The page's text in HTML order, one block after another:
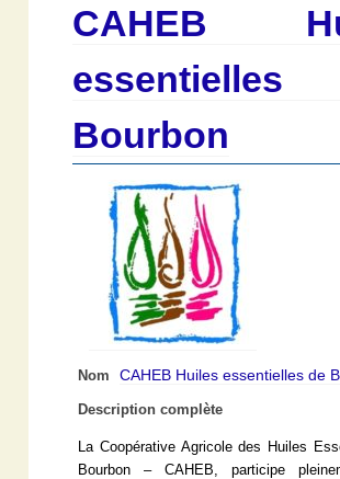
CAHEB
Bourbon
Nom CAHEB Huiles essentielles de
Description complète
La Coopérative Agricole des Huiles
Bourbon – CAHEB, participe